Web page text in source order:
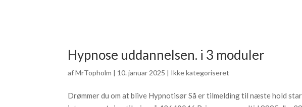
Hypnose uddannelsen. i 3 moduler
afMrTopholm | 10. januar 2025 | Ikke kategoriseret
Drømmer du om at blive Hypnotisør Så er tilmelding til næste hold